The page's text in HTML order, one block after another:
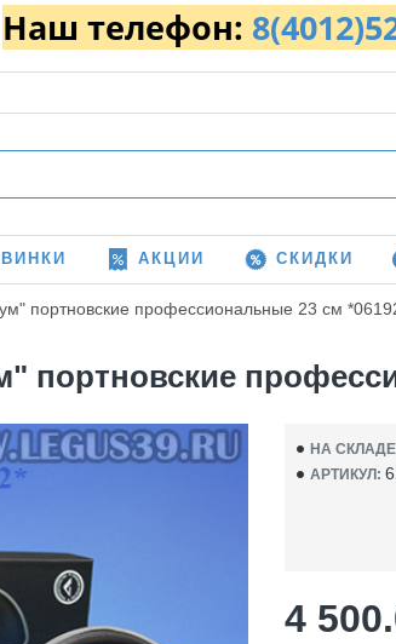
Наш телефон:
АКЦИИ СКИДКИ
портновские профессиональные 23 см
НА
АРТИКУЛ:
4